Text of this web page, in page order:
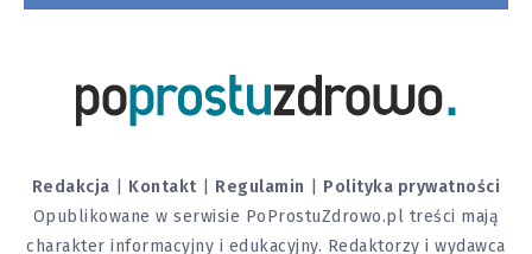
Redakcja Kontakt Regulamin
Polityka prywatności
Opublikowane w serwisie PoProstuZdrowo.pl treści mają
charakter informacyjny i edukacyjny. Redaktorzy i wydawca